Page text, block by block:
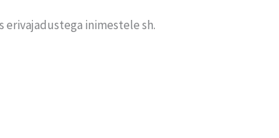
inimestele sh.